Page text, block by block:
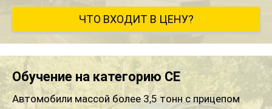
ЧТО ВХОДИТ В ЦЕНУ?
Обучение на категорию CE
Автомобили массой более 3,5 тонн с прицепом